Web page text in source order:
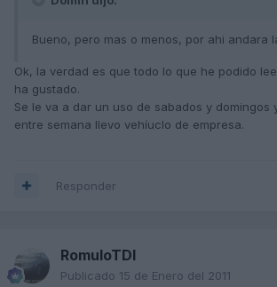
Bueno, pero mas o menos, por ahi andara
Ok, la verdad es que todo lo que he podido
ha gustado.
Se le va a dar un uso de sabados y domingos
entre semana llevo vehíuclo de empresa.
Responder
RomuloTDI
Publicado 15 de Enero del 2011